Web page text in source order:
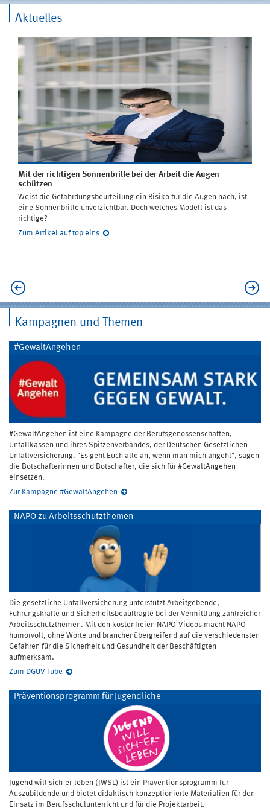
Aktuelles
Mit der richtigen Sonnenbrille bei der Arbeit die Augen
schützen
Weist die Gefährdungsbeurteilung ein Risiko für die Augen nach, ist
eine Sonnenbrille unverzichtbar. Doch welches Modell ist das
richtige?
Zum Artikel auf top eins
Kampagnen und Themen
#GewaltAngehen
#GewaltAngehen ist eine Kampagne der Berufsgenossenschaften,
Unfallkassen und ihres Spitzenverbandes, der Deutschen Gesetzlichen
Unfallversicherung. "Es geht Euch alle an, wenn man mich angeht", sagen
die Botschafterinnen und Botschafter, die sich für #GewaltAngehen
einsetzen.
Zur Kampagne #GewaltAngehen
NAPO zu Arbeitsschutzthemen
Die gesetzliche Unfallversicherung unterstützt Arbeitgebende,
Führungskräfte und Sicherheitsbeauftragte bei der Vermittlung zahlreicher
Arbeitsschutzthemen. Mit den kostenfreien NAPO-Videos macht NAPO
humorvoll, ohne Worte und branchenübergreifend auf die verschiedensten
Gefahren für die Sicherheit und Gesundheit der Beschäftigten
aufmerksam.
Zum DGUV-Tube
Präventionsprogramm für Jugendliche
Jugend will sich-er-leben (JWSL) ist ein Präventionsprogramm für
Auszubildende und bietet didaktisch konzeptionierte Materialien für den
Einsatz im Berufsschulunterricht und für die Projektarbeit.